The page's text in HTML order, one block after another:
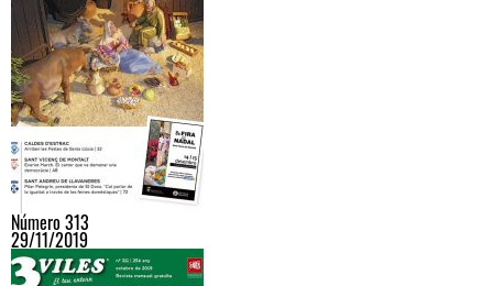
Número 313
29/11/2019